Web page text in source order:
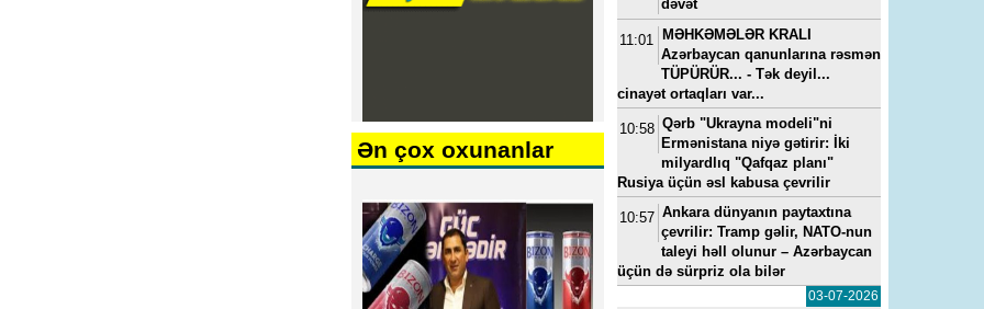
Ən çox oxunanlar
dəvət
11:01
MƏHKƏMƏLƏR KRALI
Azərbaycan qanunlarına rəsmən
TÜPÜRÜR... - Tək deyil...
cinayət ortaqları var...
10:58 Qərb "Ukrayna modeli"ni
Ermənistana niyə gətirir: İki
milyardlıq "Qafqaz planı"
Rusiya üçün əsl kabusa çevrilir
10:57 Ankara dünyanın paytaxtına
çevrilir: Tramp gəlir, NATO-nun
taleyi həll olunur – Azərbaycan
üçün də sürpriz ola bilər
03-07-2026